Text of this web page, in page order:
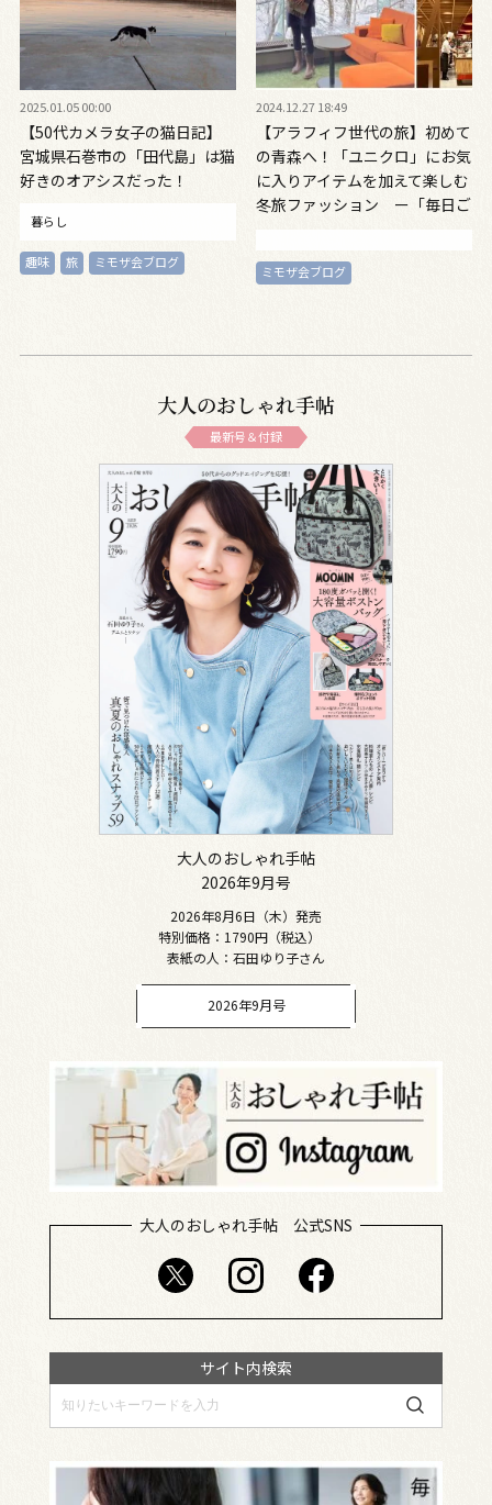
2025.01.05 00:00
【50代カメラ女子の猫日記】
宮城県石巻市の「田代島」は猫
好きのオアシスだった！
暮らし
趣味 旅 ミモザ会ブログ
2024.12.27 18:49
【アラフィフ世代の旅】初めて
の青森へ！「ユニクロ」にお気
に入りアイテムを加えて楽しむ
冬旅ファッション ー「毎日ご
ミモザ会ブログ
大人のおしゃれ手帖
最新号＆付録
大人のおしゃれ手帖
2026年9月号
2026年8月6日（木）発売
特別価格：1790円（税込）
表紙の人：石田ゆり子さん
2026年9月号
大人のおしゃれ手帖 公式SNS
サイト内検索